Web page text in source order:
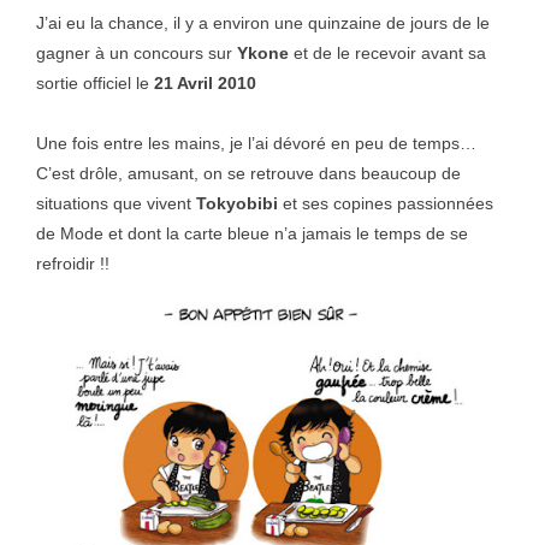
J’ai eu la chance, il y a environ une quinzaine de jours de le
gagner à un concours sur Ykone et de le recevoir avant sa
sortie officiel le 21 Avril 2010
Une fois entre les mains, je l’ai dévoré en peu de temps…
C’est drôle, amusant, on se retrouve dans beaucoup de
situations que vivent Tokyobibi et ses copines passionnées
de Mode et dont la carte bleue n’a jamais le temps de se
refroidir !!